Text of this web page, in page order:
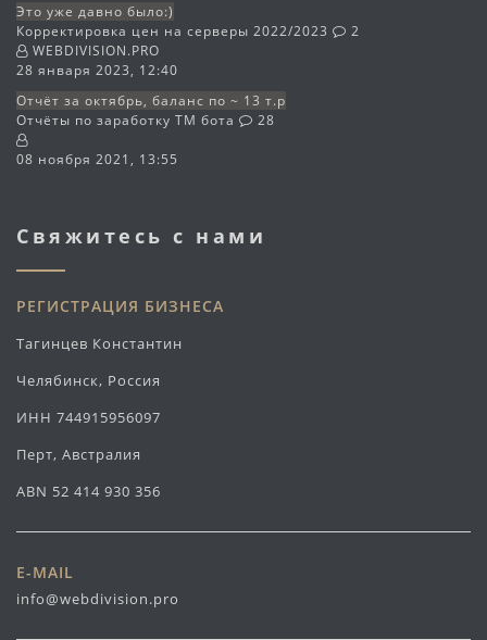
Это уже давно было:)
Корректировка цен на серверы 2022/2023
2
WEBDIVISION.PRO
28 января 2023, 12:40
Отчёт за октябрь, баланс по ~ 13 т.р
Отчёты по заработку TM бота
28
08 ноября 2021, 13:55
Свяжитесь с нами
РЕГИСТРАЦИЯ БИЗНЕСА
Тагинцев Константин
Челябинск, Россия
ИНН 744915956097
Перт, Австралия
ABN 52 414 930 356
E-MAIL
info@webdivision.pro